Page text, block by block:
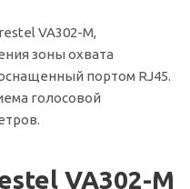
VA302-M,
зоны охвата
портом RJ45.
голосовой
VA302-M